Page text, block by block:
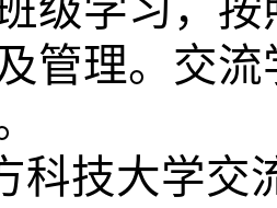
级学习，
管理。交
科技大学交